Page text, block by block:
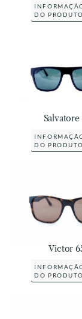
DO PRODUTO
Salvatore
DO PRODUTO
Victor
DO PRODUTO